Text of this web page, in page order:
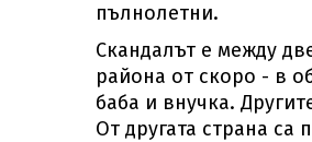
пълнолетни.
Скандалът е между
района от скоро - в
баба и внучка.
От другата страна